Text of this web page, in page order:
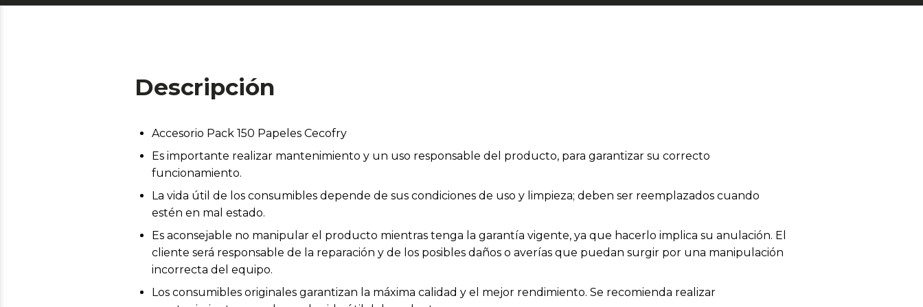
Descripción
Accesorio Pack 150 Papeles Cecofry
Es importante realizar mantenimiento y un uso responsable del producto, para garantizar su correcto
funcionamiento.
La vida útil de los consumibles depende de sus condiciones de uso y limpieza; deben ser reemplazados cuando
estén en mal estado.
Es aconsejable no manipular el producto mientras tenga la garantía vigente, ya que hacerlo implica su anulación. El
cliente será responsable de la reparación y de los posibles daños o averías que puedan surgir por una manipulación
incorrecta del equipo.
Los consumibles originales garantizan la máxima calidad y el mejor rendimiento. Se recomienda realizar